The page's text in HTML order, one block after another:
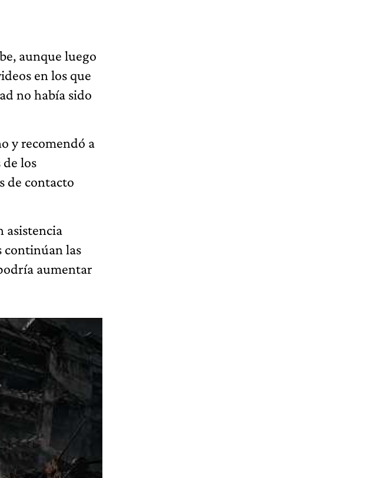
aunque luego
en los que
no había sido
y recomendó a
los
de contacto
asistencia
continúan las
aumentar